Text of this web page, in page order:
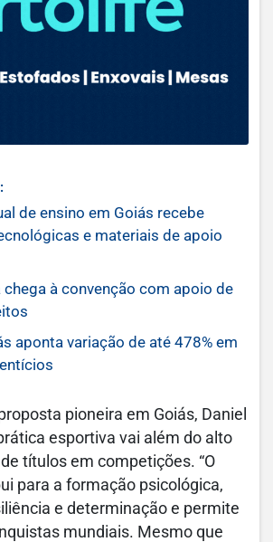
de ensino em Goiás recebe
e materiais de apoio
à convenção com apoio de
aponta variação de até 478% em
pioneira em Goiás, Daniel
esportiva vai além do alto
títulos em competições. “O
para a formação psicológica,
e determinação e permite
mundiais. Mesmo que